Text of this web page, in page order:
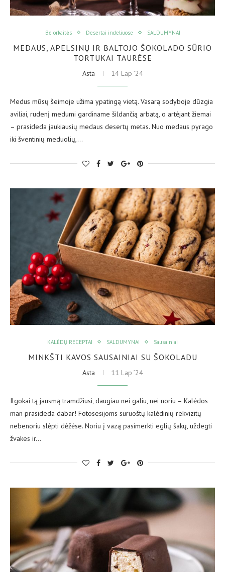
Be orkaitės Desertai indeliuose SALDUMYNAI
MEDAUS, APELSINŲ IR BALTOJO ŠOKOLADO SŪRIO
TORTUKAI TAURĖSE
Asta 14 Lap ’24
Medus mūsų šeimoje užima ypatingą vietą. Vasarą sodyboje dūzgia
aviliai, rudenį medumi gardiname šildančią arbatą, o artėjant žiemai
– prasideda jaukiausių medaus desertų metas. Nuo medaus pyrago
iki šventinių meduolių,…
KALĖDŲ RECEPTAI SALDUMYNAI Sausainiai
MINKŠTI KAVOS SAUSAINIAI SU ŠOKOLADU
Asta 11 Lap ’24
Ilgokai tą jausmą tramdžiusi, daugiau nei galiu, nei noriu – Kalėdos
man prasideda dabar! Fotosesijoms suruoštų kalėdinių rekvizitų
nebenoriu slėpti dėžėse. Noriu į vazą pasimerkti eglių šakų, uždegti
žvakes ir…